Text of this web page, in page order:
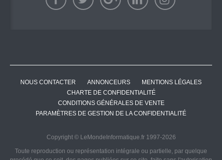
NOUS CONTACTER ANNONCEURS
MENTIONS LÉGALES
CHARTE DE CONFIDENTIALITÉ
CONDITIONS GÉNÉRALES DE VENTE
PARAMÈTRES DE GESTION DE LA CONFIDENTIALITÉ
Copyright © LeMondeInformatique.fr 1997-2026
Toute reproduction ou représentation intégrale ou partielle, par quelque